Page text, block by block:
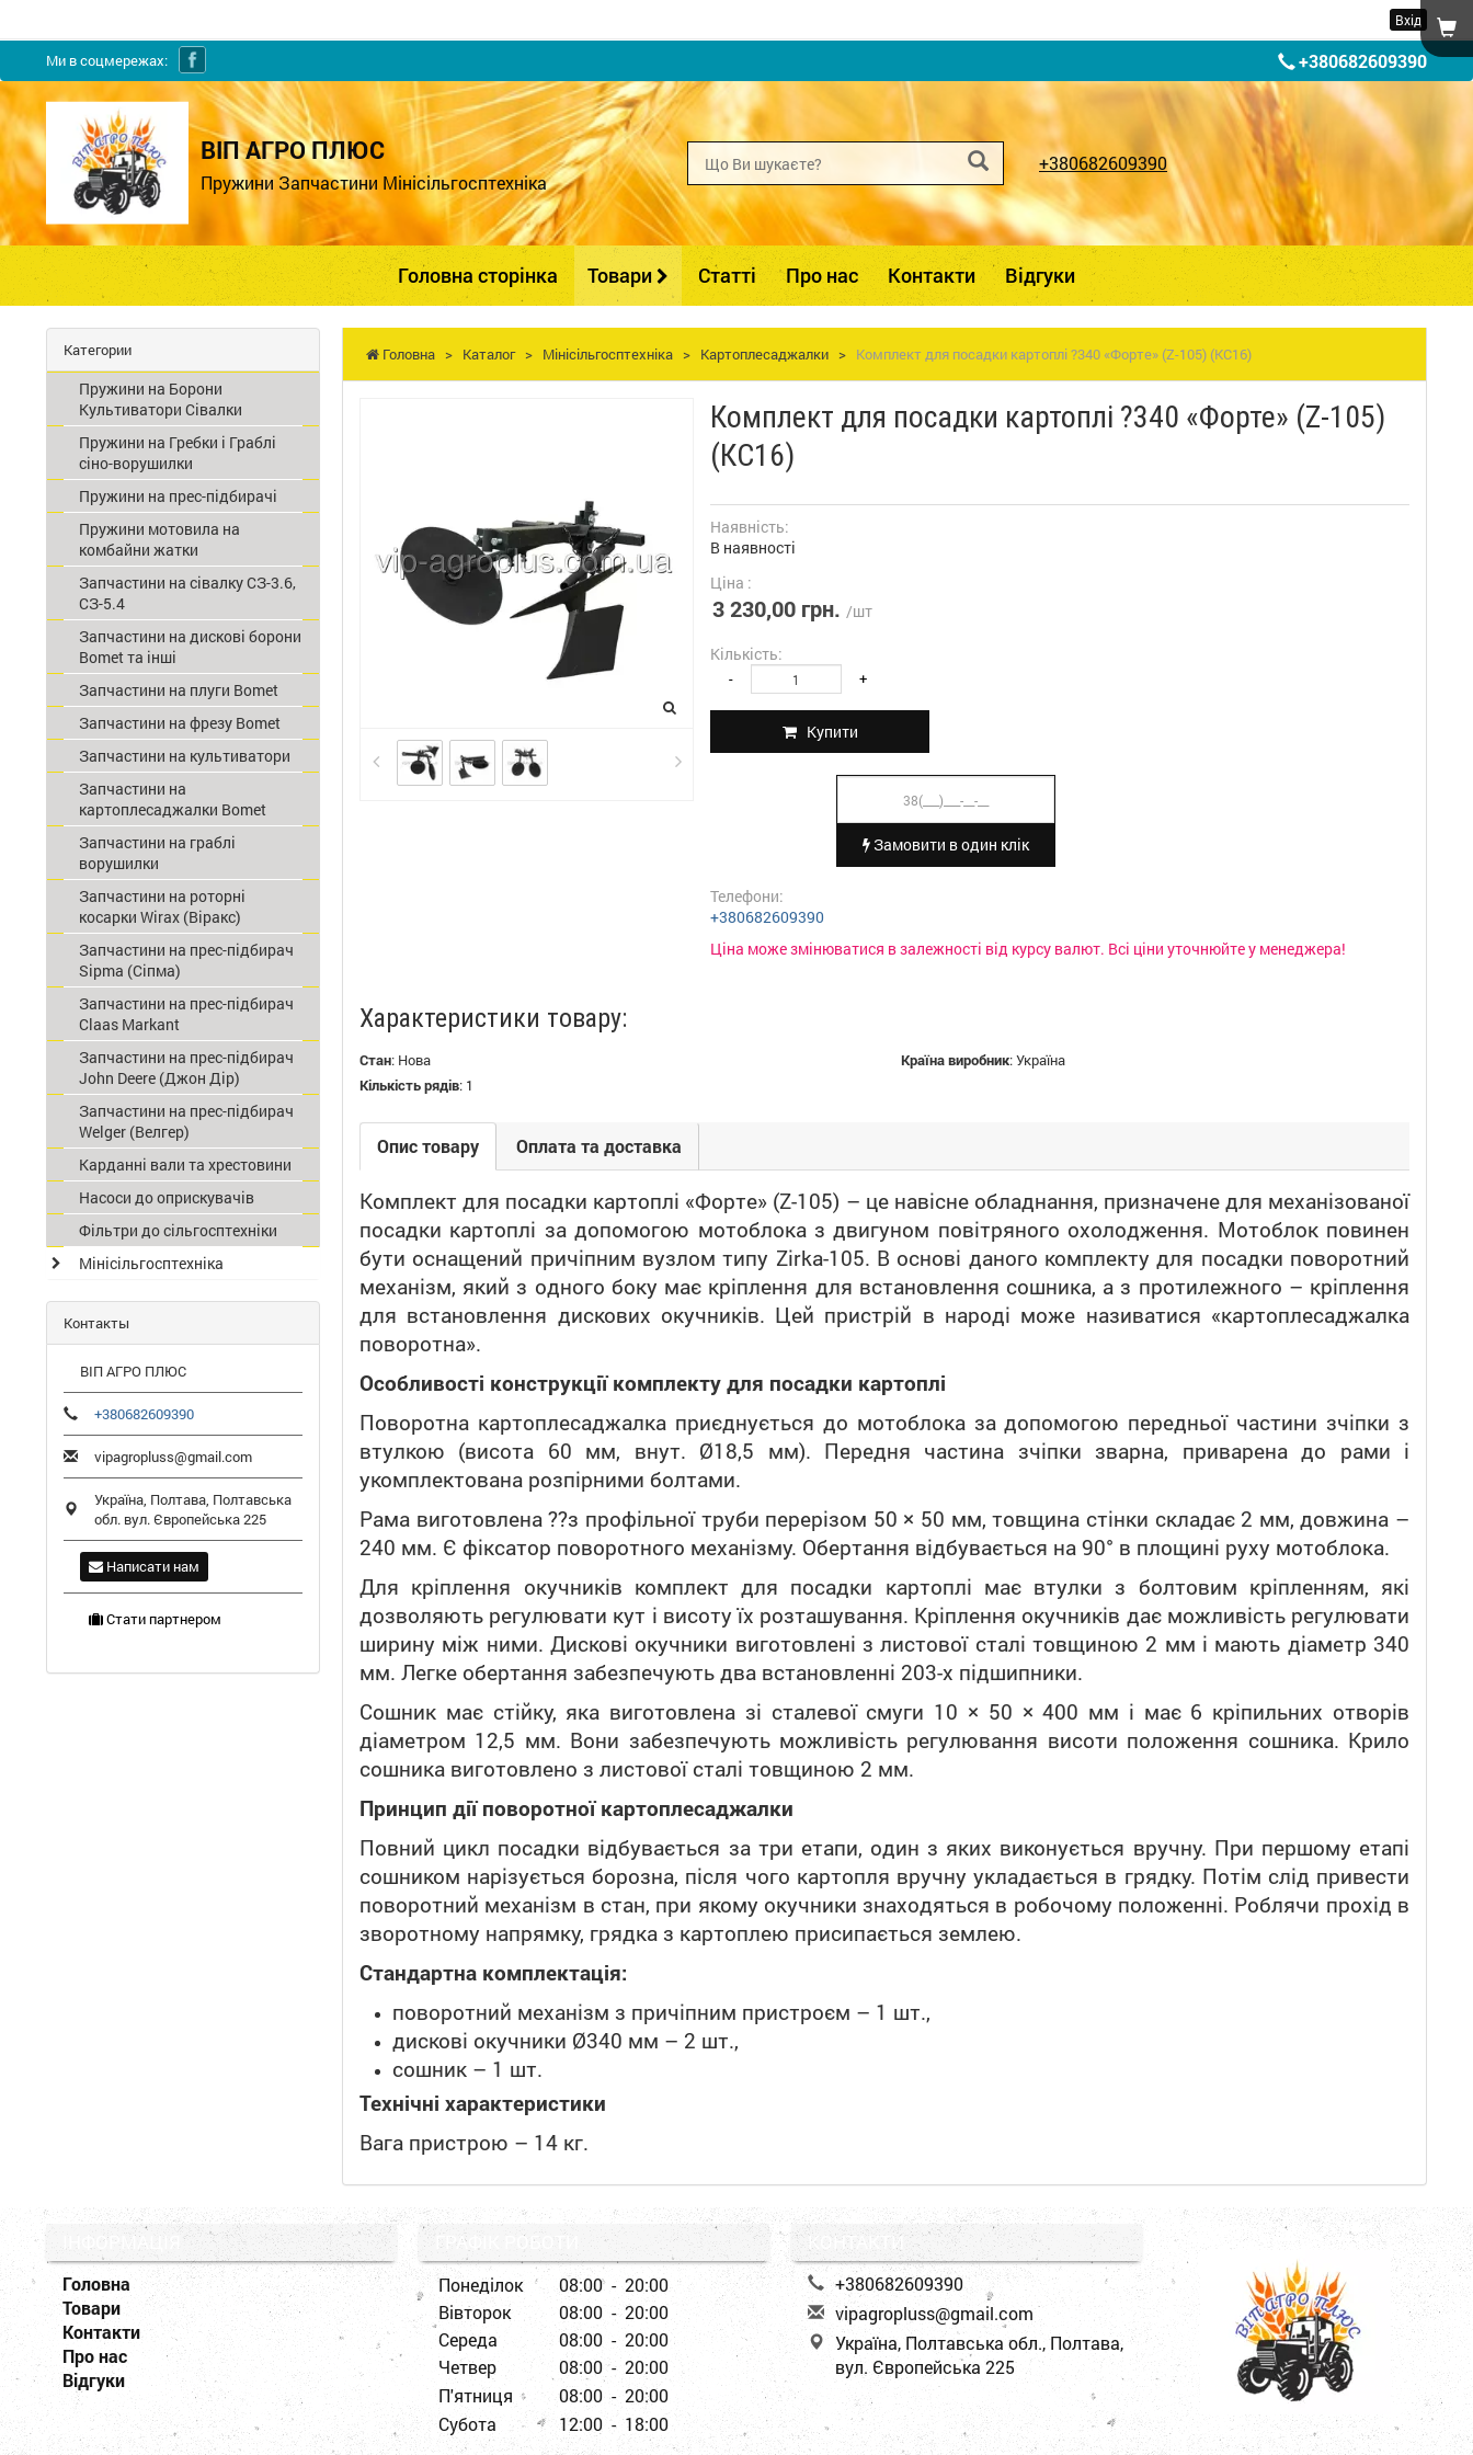
Вхід
Ми в соцмережах: +380682609390
ВІП АГРО ПЛЮС
Пружини Запчастини Мінісільгосптехніка
+380682609390
Головна сторінка Товари Статті Про нас Контакти Відгуки
Головна > Каталог > Мінісільгосптехніка > Картоплесаджалки > Комплект для посадки картоплі ?340 «Форте» (Z-105) (КС16)
Комплект для посадки картоплі ?340 «Форте» (Z-105)
(КС16)
Наявність:
В наявності
Ціна :
3 230,00 грн. /шт
Кількість:
- +
Купити
Замовити в один клік
Телефони:
+380682609390
Ціна може змінюватися в залежності від курсу валют. Всі ціни уточнюйте у менеджера!
Характеристики товару:
Стан: Нова Країна виробник:Україна
Кількість рядів: 1
Опис товару Оплата та доставка
Комплект для посадки картоплі «Форте» (Z-105) – це навісне обладнання, призначене для механізованої
посадки картоплі за допомогою мотоблока з двигуном повітряного охолодження. Мотоблок повинен
бути оснащений причіпним вузлом типу Zirka-105. В основі даного комплекту для посадки поворотний
механізм, який з одного боку має кріплення для встановлення сошника, а з протилежного – кріплення
для встановлення дискових окучників. Цей пристрій в народі може називатися «картоплесаджалка
поворотна».
Особливості конструкції комплекту для посадки картоплі
Поворотна картоплесаджалка приєднується до мотоблока за допомогою передньої частини зчіпки з
втулкою (висота 60 мм, внут. Ø18,5 мм). Передня частина зчіпки зварна, приварена до рами і
укомплектована розпірними болтами.
Рама виготовлена ??з профільної труби перерізом 50 × 50 мм, товщина стінки складає 2 мм, довжина –
240 мм. Є фіксатор поворотного механізму. Обертання відбувається на 90° в площині руху мотоблока.
Для кріплення окучників комплект для посадки картоплі має втулки з болтовим кріпленням, які
дозволяють регулювати кут і висоту їх розташування. Кріплення окучників дає можливість регулювати
ширину між ними. Дискові окучники виготовлені з листової сталі товщиною 2 мм і мають діаметр 340
мм. Легке обертання забезпечують два встановленні 203-х підшипники.
Сошник має стійку, яка виготовлена зі сталевої смуги 10 × 50 × 400 мм і має 6 кріпильних отворів
діаметром 12,5 мм. Вони забезпечують можливість регулювання висоти положення сошника. Крило
сошника виготовлено з листової сталі товщиною 2 мм.
Принцип дії поворотної картоплесаджалки
Повний цикл посадки відбувається за три етапи, один з яких виконується вручну. При першому етапі
сошником нарізується борозна, після чого картопля вручну укладається в грядку. Потім слід привести
поворотний механізм в стан, при якому окучники знаходяться в робочому положенні. Роблячи прохід в
зворотному напрямку, грядка з картоплею присипається землею.
Стандартна комплектація:
поворотний механізм з причіпним пристроєм – 1 шт.,
дискові окучники Ø340 мм – 2 шт.,
сошник – 1 шт.
Технічні характеристики
Вага пристрою – 14 кг.
Категории
Пружини на Борони
Культиватори Сівалки
Пружини на Гребки і Граблі
сіно-ворушилки
Пружини на прес-підбирачі
Пружини мотовила на
комбайни жатки
Запчастини на сівалку СЗ-3.6,
СЗ-5.4
Запчастини на дискові борони
Bomet та інші
Запчастини на плуги Bomet
Запчастини на фрезу Bomet
Запчастини на культиватори
Запчастини на
картоплесаджалки Bomet
Запчастини на граблі
ворушилки
Запчастини на роторні
косарки Wirax (Віракс)
Запчастини на прес-підбирач
Sipma (Сіпма)
Запчастини на прес-підбирач
Claas Мarkant
Запчастини на прес-підбирач
John Deere (Джон Дір)
Запчастини на прес-підбирач
Welger (Велгер)
Карданні вали та хрестовини
Насоси до оприскувачів
Фільтри до сільгосптехніки
Мінісільгосптехніка
Контакты
ВІП АГРО ПЛЮС
+380682609390
vipagropluss@gmail.com
Україна, Полтава, Полтавська
обл. вул. Європейська 225
Написати нам
Стати партнером
ІНФОРМАЦІЯ
Головна
Товари
Контакти
Про нас
Відгуки
ГРАФІК РОБОТИ
Понеділок
08:00 - 20:00
Вівторок
08:00 - 20:00
Середа
08:00 - 20:00
Четвер
08:00 - 20:00
П'ятниця
08:00 - 20:00
Субота
12:00 - 18:00
КОНТАКТИ
+380682609390
vipagropluss@gmail.com
Україна, Полтавська обл., Полтава,
вул. Європейська 225